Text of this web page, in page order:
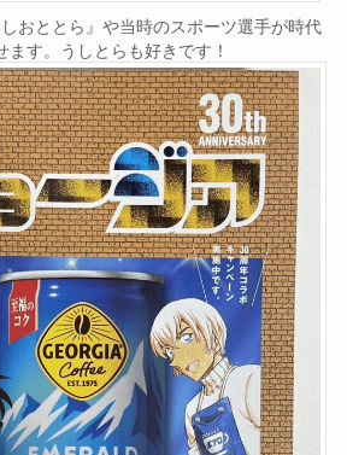
おととら』や当時のスポーツ選手が時代
ます。うしとらも好きです！